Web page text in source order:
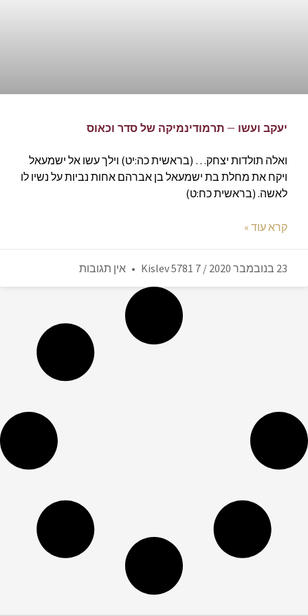
יעקב ועשו – תרמודינמיקה של סדר וכאוס
ואלה תולדות יצחק… (בראשית כה:יט) וילך עשו אל ישמעאל
ויקח את מחלת בת ישמעאל בן אברהם אחות נביות על נשיו לו
לאשה. (בראשית כח:ט)
קרא עוד »
23 בנובמבר 2020 / 7 Kislev 5781 אין תגובות